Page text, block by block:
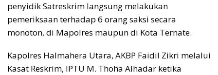
penyidik Satreskrim langsung melakukan
pemeriksaan terhadap 6 orang saksi secara
monoton, di Mapolres maupun di Kota Ternate.
Kapolres Halmahera Utara, AKBP Faidil Zikri melalui
Kasat Reskrim, IPTU M. Thoha Alhadar ketika